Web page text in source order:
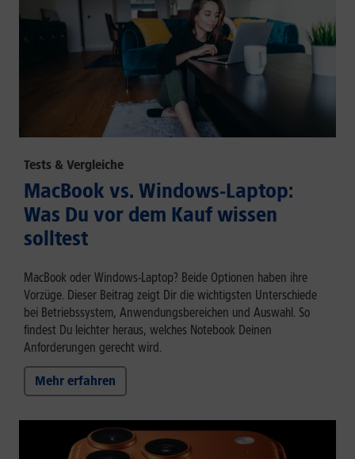
Tests & Vergleiche
MacBook vs. Windows-Laptop:
Was Du vor dem Kauf wissen
solltest
MacBook oder Windows-Laptop? Beide Optionen haben ihre
Vorzüge. Dieser Beitrag zeigt Dir die wichtigsten Unterschiede
bei Betriebssystem, Anwendungsbereichen und Auswahl. So
findest Du leichter heraus, welches Notebook Deinen
Anforderungen gerecht wird.
Mehr erfahren